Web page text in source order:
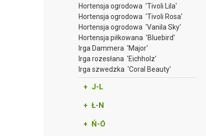
Hortensja ogrodowa 'Tivoli Lila'
Hortensja ogrodowa 'Tivoli Rosa'
Hortensja ogrodowa 'Vanila Sky'
Hortensja piłkowana 'Bluebird'
Irga Dammera 'Major'
Irga rozesłana 'Eichholz'
Irga szwedzka 'Coral Beauty'
+ J-L
+ Ł-N
+ Ń-Ó